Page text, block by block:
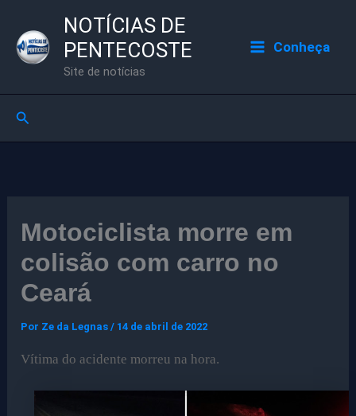
para
NOTÍCIAS DE
PENTECOSTE
Site de notícias
Conheça
Pesquisar
Motociclista morre em
colisão com carro no
Ceará
Por Ze da Legnas/ 14 de abril de 2022
Vítima do acidente morreu na hora.